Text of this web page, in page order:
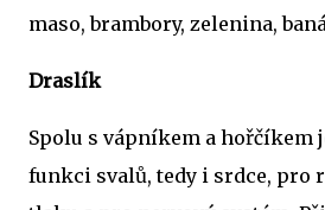
maso, brambory, zelenina,
Draslík
Spolu s vápníkem a hořčíkem
funkci svalů, tedy i srdce, pro